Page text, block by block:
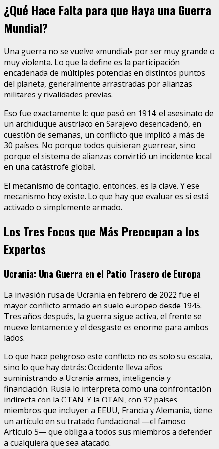
¿Qué Hace Falta para que Haya una Guerra
Mundial?
Una guerra no se vuelve «mundial» por ser muy grande o
muy violenta. Lo que la define es la participación
encadenada de múltiples potencias en distintos puntos
del planeta, generalmente arrastradas por alianzas
militares y rivalidades previas.
Eso fue exactamente lo que pasó en 1914: el asesinato de
un archiduque austriaco en Sarajevo desencadenó, en
cuestión de semanas, un conflicto que implicó a más de
30 países. No porque todos quisieran guerrear, sino
porque el sistema de alianzas convirtió un incidente local
en una catástrofe global.
El mecanismo de contagio, entonces, es la clave. Y ese
mecanismo hoy existe. Lo que hay que evaluar es si está
activado o simplemente armado.
Los Tres Focos que Más Preocupan a los
Expertos
Ucrania: Una Guerra en el Patio Trasero de Europa
La invasión rusa de Ucrania en febrero de 2022 fue el
mayor conflicto armado en suelo europeo desde 1945.
Tres años después, la guerra sigue activa, el frente se
mueve lentamente y el desgaste es enorme para ambos
lados.
Lo que hace peligroso este conflicto no es solo su escala,
sino lo que hay detrás: Occidente lleva años
suministrando a Ucrania armas, inteligencia y
financiación. Rusia lo interpreta como una confrontación
indirecta con la OTAN. Y la OTAN, con 32 países
miembros que incluyen a EEUU, Francia y Alemania, tiene
un artículo en su tratado fundacional —el famoso
Artículo 5— que obliga a todos sus miembros a defender
a cualquiera que sea atacado.